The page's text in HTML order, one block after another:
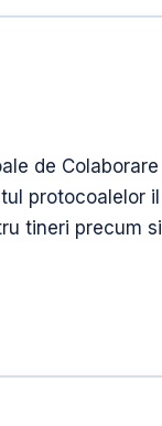
de Colaborare
protocoalelor il
tineri precum si